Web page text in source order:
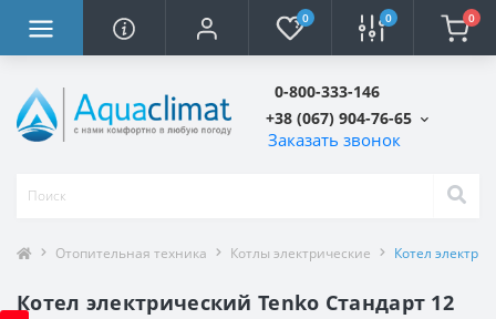
0 0 0
0-800-333-146
+38 (067) 904-76-65
Заказать звонок
Отопительная техника Котлы электрические Котел
Котел электрический Tenko Стандарт 12